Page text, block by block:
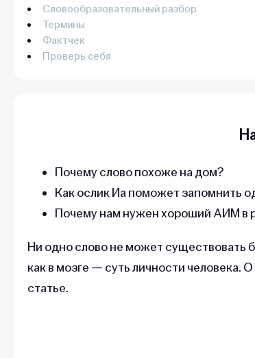
Словообразовательный разбор
Термины
Фактчек
Проверь себя
Почему слово похоже на дом?
Как ослик Иа поможет запомнить
Почему нам нужен хороший АИМ в
Ни одно слово не может существовать
как в мозге — суть личности человека.
статье.